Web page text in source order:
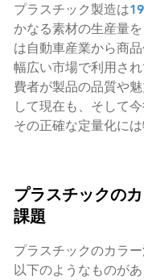
プラスチック製造は
かなる素材の生産量
は自動車産業から商
幅広い市場で利用さ
費者が製品の品質や
して現在も、そして
その正確な定量化には
プラスチックの
課題
プラスチックのカラ
以下のようなものがあ